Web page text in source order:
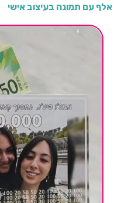
אלף עם תמונה בעיצוב אישי